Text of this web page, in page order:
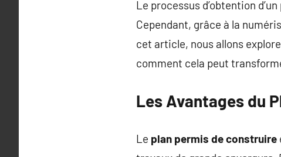
Le processus d’obtention
Cependant, grâce à la
cet article, nous allons
comment cela peut
Les Avantages du
Le plan permis de construire